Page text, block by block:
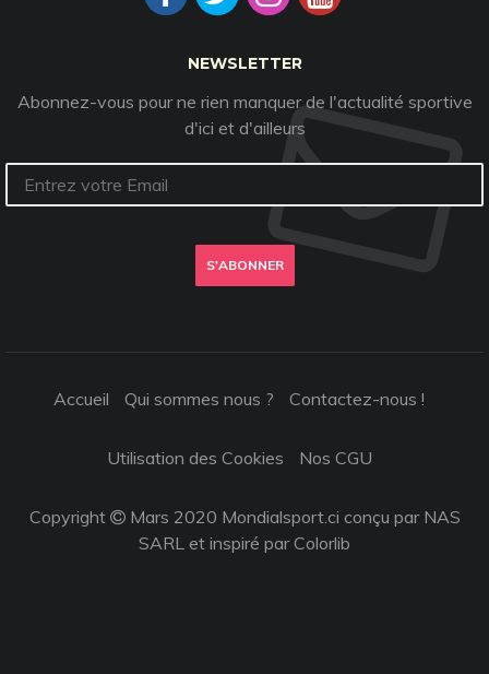
NEWSLETTER
Abonnez-vous pour ne rien manquer de l'actualité sportive
d'ici et d'ailleurs
S'ABONNER
Accueil Qui sommes nous ? Contactez-nous !
Utilisation des Cookies Nos CGU
Copyright
Mars 2020 Mondialsport.ci conçu par NAS
SARL et inspiré parColorlib